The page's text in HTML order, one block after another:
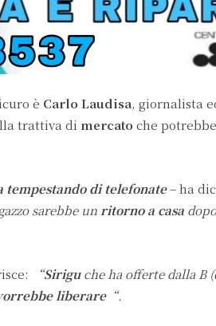
è Carlo Laudisa, giornalista
trattiva di mercato che
tempestando di telefonate– ha
sarebbe unritorno a casa
“Siriguche ha offerte dalla B
liberare“.